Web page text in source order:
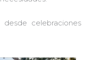
celebraciones